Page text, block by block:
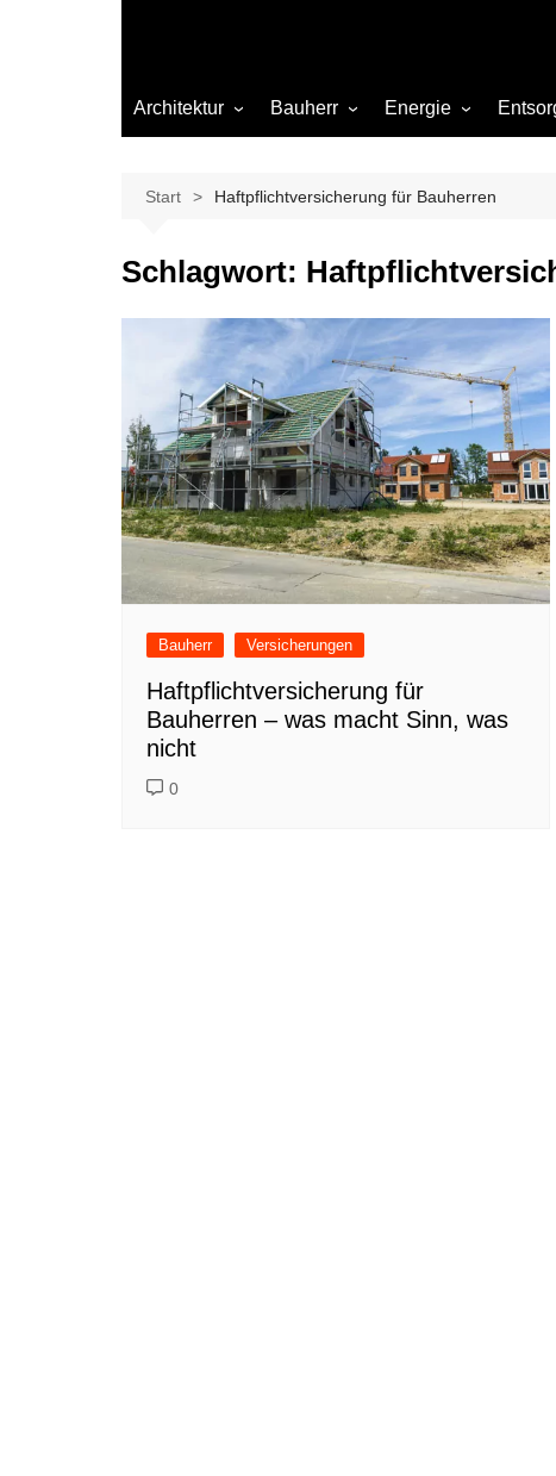
Architektur Bauherr
Beleuchtung
Materialien
Ökologisch bauen
Renovierung
Sanierung
Hygiene
Energie
Gas
Start Haftpflichtversicherung für Bauherren
Schlagwort:
Bauherr Versicherungen
Haftpflichtversicherung für
Bauherren – was macht Sinn, was
nicht
0